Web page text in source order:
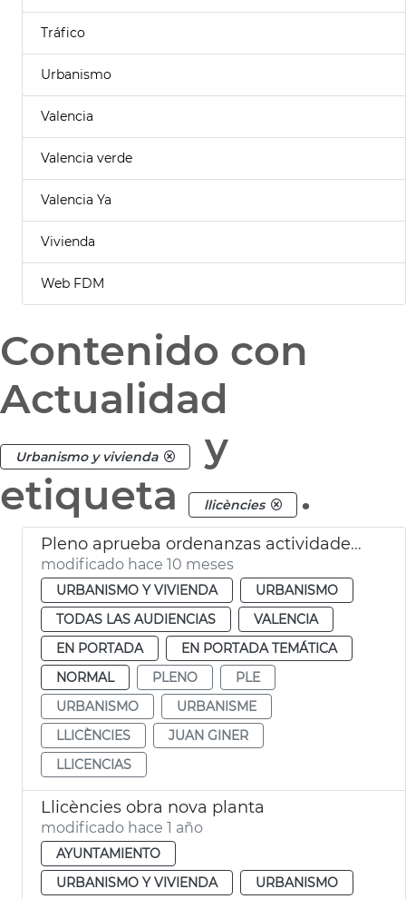
Tráfico
Urbanismo
Valencia
Valencia verde
Valencia Ya
Vivienda
Web FDM
Contenido con
Actualidad
Urbanismo y vivienda
y
etiqueta
llicències .
Pleno aprueba ordenanzas actividades zanjas València
modificado hace 10 meses
URBANISMO Y VIVIENDA
URBANISMO
TODAS LAS AUDIENCIAS
VALENCIA
EN PORTADA
EN PORTADA TEMÁTICA
NORMAL
PLENO
PLE
URBANISMO
URBANISME
LLICÈNCIES
JUAN GINER
LLICENCIAS
Llicències obra nova planta
modificado hace 1 año
AYUNTAMIENTO
URBANISMO Y VIVIENDA
URBANISMO